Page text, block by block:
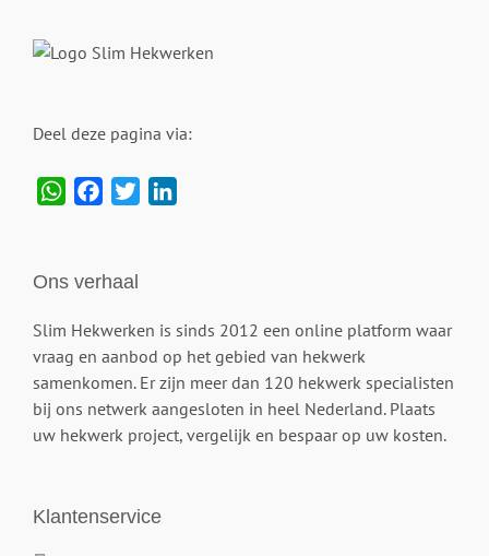
Deel deze pagina via:
WhatsAppFacebook
Twitter
Ons verhaal
Slim Hekwerken is sinds 2012 een online platform waar
vraag en aanbod op het gebied van hekwerk
samenkomen. Er zijn meer dan 120 hekwerk specialisten
bij ons netwerk aangesloten in heel Nederland. Plaats
uw hekwerk project, vergelijk en bespaar op uw kosten.
Klantenservice